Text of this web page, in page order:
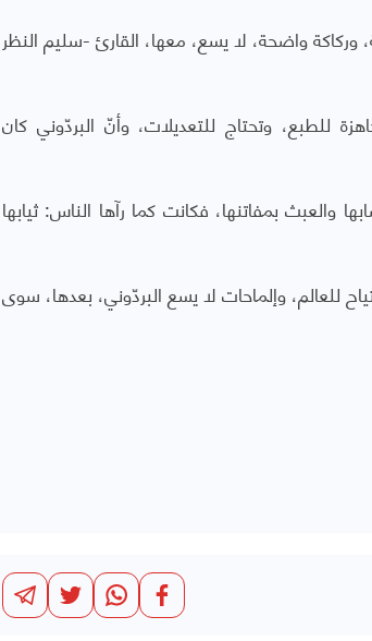
واضحة، لا يسع، معها، القارئ -سليم النظر
وتحتاج للتعديلات، وأنّ البردّوني كان
بمفاتنها، فكانت كما رآها الناس: ثيابها
للعالم، وإلماحات لا يسع البردّوني، بعدها، سوى